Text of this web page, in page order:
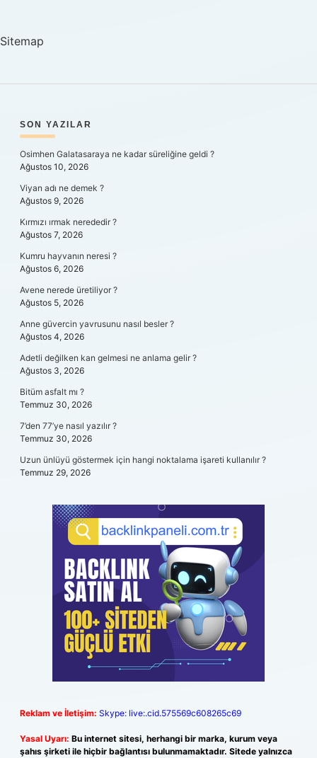
Sitemap
SIDEBAR
SON YAZILAR
Osimhen Galatasaraya ne kadar süreliğine geldi ?
Ağustos 10, 2026
Viyan adı ne demek ?
Ağustos 9, 2026
Kırmızı ırmak nerededir ?
Ağustos 7, 2026
Kumru hayvanın neresi ?
Ağustos 6, 2026
Avene nerede üretiliyor ?
Ağustos 5, 2026
Anne güvercin yavrusunu nasıl besler ?
Ağustos 4, 2026
Adetli değilken kan gelmesi ne anlama gelir ?
Ağustos 3, 2026
Bitüm asfalt mı ?
Temmuz 30, 2026
7’den 77’ye nasıl yazılır ?
Temmuz 30, 2026
Uzun ünlüyü göstermek için hangi noktalama işareti kullanılır ?
Temmuz 29, 2026
Reklam ve İletişim: Skype: live:.cid.575569c608265c69
Yasal Uyarı: Bu internet sitesi, herhangi bir marka, kurum veya
şahıs şirketi ile hiçbir bağlantısı bulunmamaktadır. Sitede yalnızca